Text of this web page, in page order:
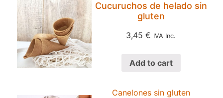
Cucuruchos de helado sin
gluten
3,45 € IVA Inc.
Add to cart
Canelones sin gluten